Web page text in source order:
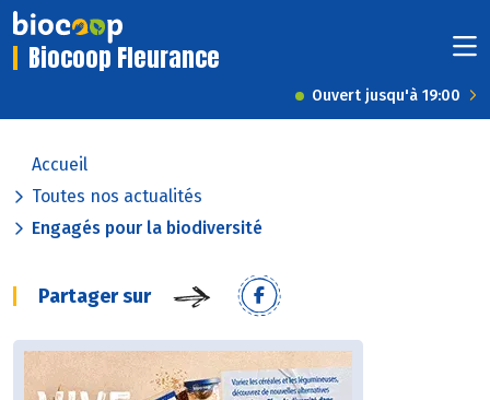
Biocoop Fleurance
Ouvert jusqu'à 19:00
Accueil
Toutes nos actualités
Engagés pour la biodiversité
Partager sur